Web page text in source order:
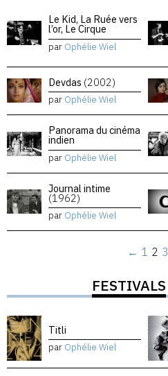
Le Kid, La Ruée vers
l’or, Le Cirque
par Ophélie Wiel
Devdas (2002)
par Ophélie Wiel
Panorama du cinéma
indien
par Ophélie Wiel
Journal intime
(1962)
par Ophélie Wiel
← 1 2 3
FESTIVALS
Titli
par Ophélie Wiel